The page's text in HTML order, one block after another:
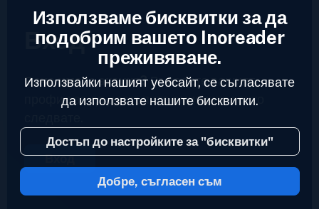
Вход
Вече имате акаунт?Въведете вашият
профил за да достъпите емисиите които
Вход
2023 © Inoreader
Използваме бисквитки за да
подобрим вашето Inoreader
преживяване.
Използвайки нашият уебсайт, се съгласявате
да използвате нашите бисквитки.
Достъп до настройките за "бисквитки"
Добре, съгласен съм